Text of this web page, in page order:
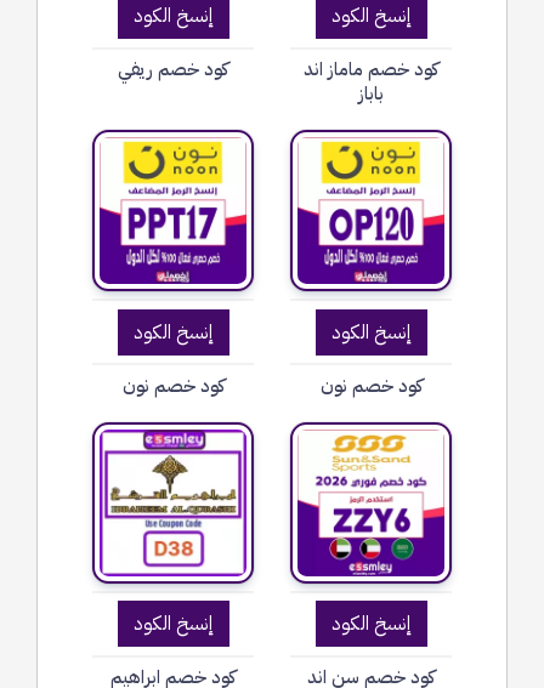
إنسخ الكود
كود خصم ماماز اند
باباز
إنسخ الكود
كود خصم ريفي
إنسخ الكود
كود خصم نون
إنسخ الكود
كود خصم نون
إنسخ الكود
كود خصم سن اند
إنسخ الكود
كود خصم ابراهيم